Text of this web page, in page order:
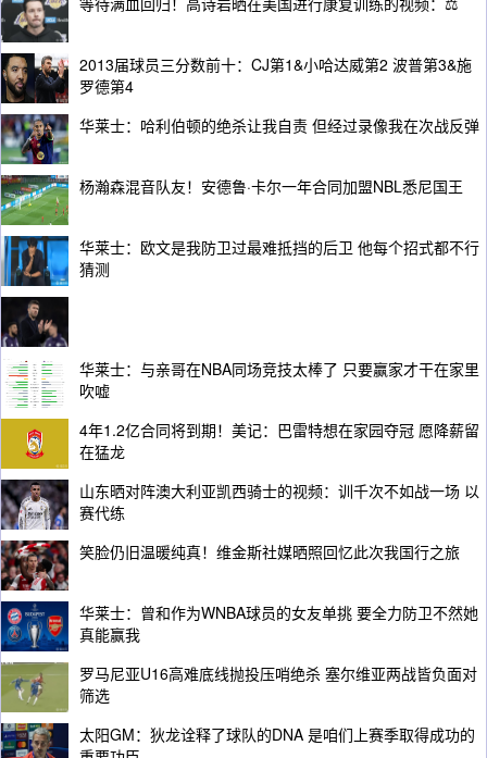
2013届球员三分数前十：CJ第1&小哈达威第2 波普第3&施
罗德第4
华莱士：哈利伯顿的绝杀让我自责 但经过录像我在次战反弹
杨瀚森混音队友！安德鲁·卡尔一年合同加盟NBL悉尼国王
华莱士：欧文是我防卫过最难抵挡的后卫 他每个招式都不行
猜测
华莱士：与亲哥在NBA同场竞技太棒了 只要赢家才干在家里
吹嘘
4年1.2亿合同将到期！美记：巴雷特想在家园夺冠 愿降薪留
在猛龙
山东晒对阵澳大利亚凯西骑士的视频：训千次不如战一场 以
赛代练
笑脸仍旧温暖纯真！维金斯社媒晒照回忆此次我国行之旅
华莱士：曾和作为WNBA球员的女友单挑 要全力防卫不然她
真能赢我
罗马尼亚U16高难底线抛投压哨绝杀 塞尔维亚两战皆负面对
筛选
太阳GM：狄龙诠释了球队的DNA 是咱们上赛季取得成功的